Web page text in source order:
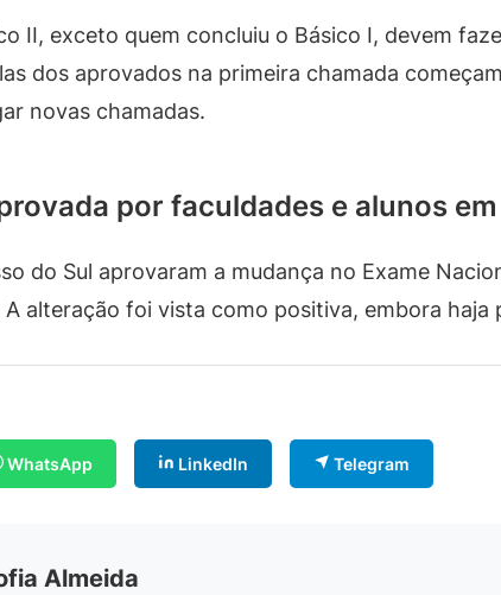
II, exceto quem concluiu o Básico I, devem
dos aprovados na primeira chamada
novas chamadas.
por faculdades e alunos
do Sul aprovaram a mudança no Exame
alteração foi vista como positiva, embora haja
WhatsApp LinkedIn Telegram
Almeida